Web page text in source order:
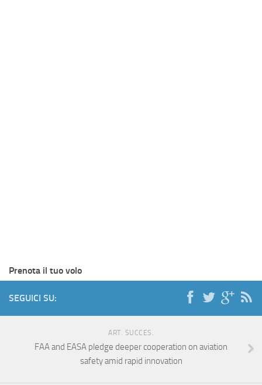
Prenota il tuo volo
SEGUICI SU:
ART. SUCCES.
FAA and EASA pledge deeper cooperation on aviation
safety amid rapid innovation